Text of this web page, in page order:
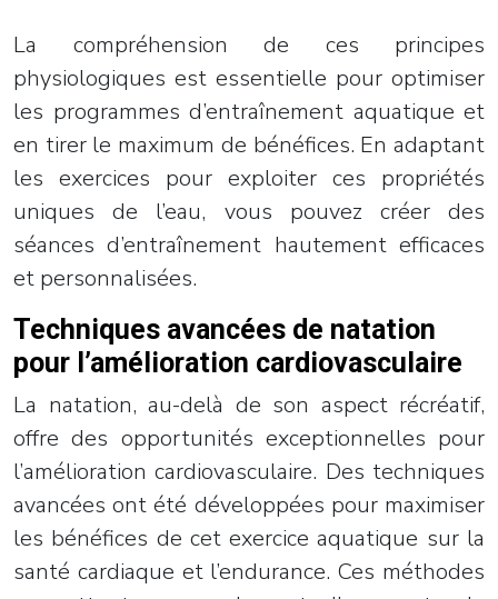
La compréhension de ces principes
physiologiques est essentielle pour optimiser
les programmes d’entraînement aquatique et
en tirer le maximum de bénéfices. En adaptant
les exercices pour exploiter ces propriétés
uniques de l’eau, vous pouvez créer des
séances d’entraînement hautement efficaces
et personnalisées.
Techniques avancées de natation
pour l’amélioration cardiovasculaire
La natation, au-delà de son aspect récréatif,
offre des opportunités exceptionnelles pour
l’amélioration cardiovasculaire. Des techniques
avancées ont été développées pour maximiser
les bénéfices de cet exercice aquatique sur la
santé cardiaque et l’endurance. Ces méthodes